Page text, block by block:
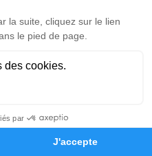
Hommages
Je rends hommage
de Coëx